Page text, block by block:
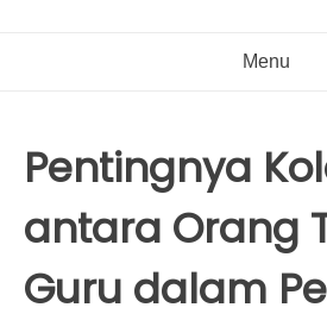
Menu
Pentingnya
antara Orang
Guru dalam